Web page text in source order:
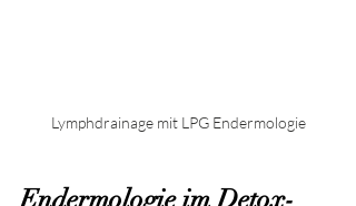
Lymphdrainage mit LPG Endermologie